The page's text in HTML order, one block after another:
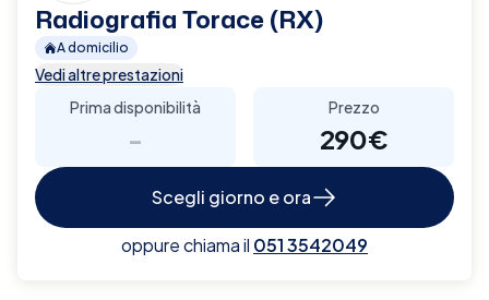
Radiografia Torace (RX)
A domicilio
Vedi altre prestazioni
Prima disponibilità
-
Prezzo
290€
Scegli giorno e ora
oppure chiama il 051 3542049